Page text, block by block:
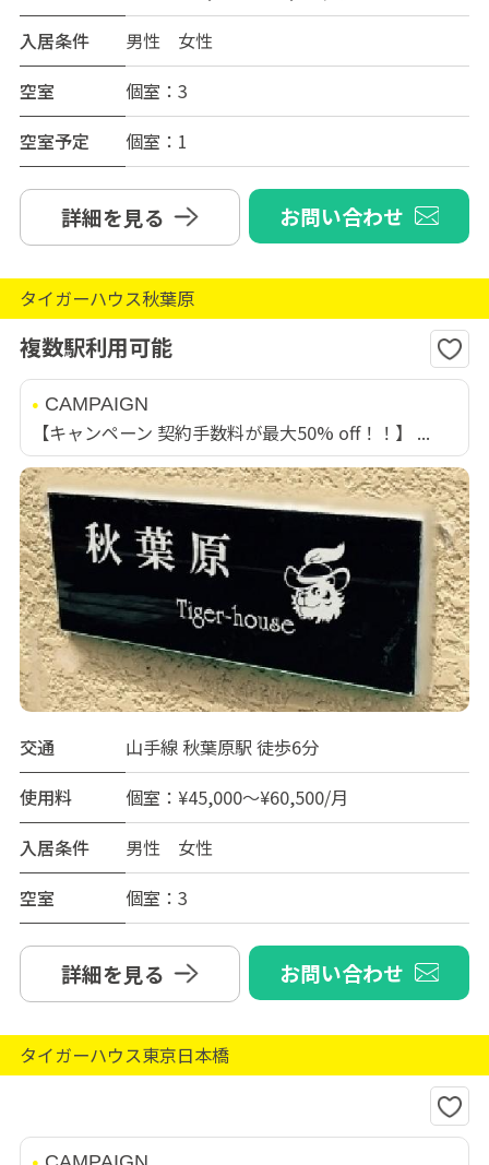
入居条件
男性 女性
空室
個室：3
空室予定
個室：1
詳細を見る お問い合わせ
タイガーハウス秋葉原
複数駅利用可能
CAMPAIGN
【キャンペーン 契約手数料が最大50% off！！】 ...
交通
山手線 秋葉原駅 徒歩6分
使用料
個室：¥45,000～¥60,500/月
入居条件
男性 女性
空室
個室：3
詳細を見る お問い合わせ
タイガーハウス東京日本橋